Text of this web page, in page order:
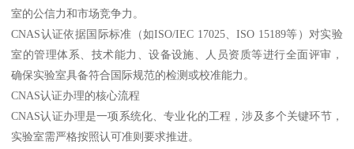
室的公信力和市场竞争力。
CNAS认证依据国际标准（如ISO/IEC 17025、ISO 15189等）对实验
室的管理体系、技术能力、设备设施、人员资质等进行全面评审，
确保实验室具备符合国际规范的检测或校准能力。
CNAS认证办理的核心流程
CNAS认证办理是一项系统化、专业化的工程，涉及多个关键环节，
实验室需严格按照认可准则要求推进。